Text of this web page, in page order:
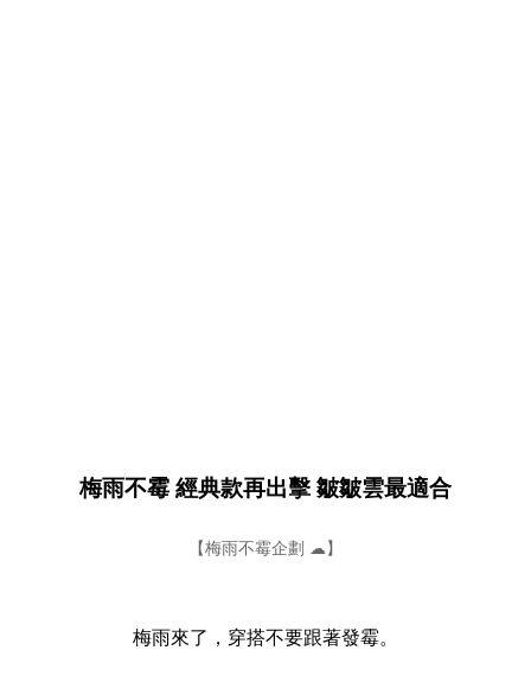
梅雨不霉 經典款再出擊 皺皺雲最適合
【梅雨不霉企劃 ☁】
梅雨來了，穿搭不要跟著發霉。